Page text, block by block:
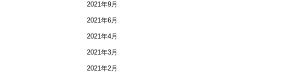
2021年9月
2021年6月
2021年4月
2021年3月
2021年2月